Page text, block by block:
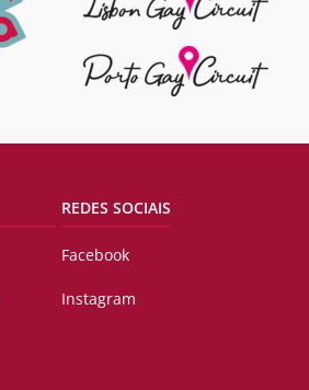
REDES SOCIAIS
Facebook
Instagram